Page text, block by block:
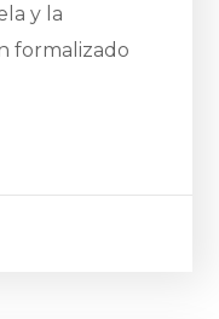
y la
formalizado